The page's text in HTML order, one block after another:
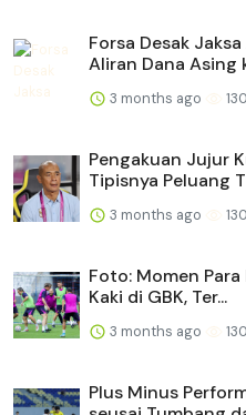
Forsa Desak
Aliran Dana Asing
3 months ago 130
Pengakuan Jujur
Tipisnya Peluang
3 months ago 130
Foto: Momen
Kaki di GBK, Ter...
3 months ago 130
Plus Minus